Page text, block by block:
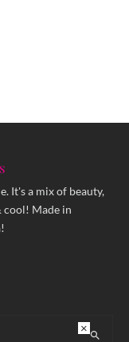
It's a mix of beauty,
cool! Made in
×